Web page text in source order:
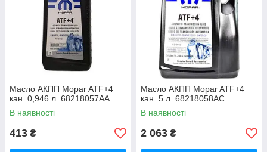
Масло АКПП Mopar ATF+4
кан. 0,946 л. 68218057AA
В наявності
413 ₴
Масло АКПП Mopar ATF+4
кан. 5 л. 68218058AC
В наявності
2 063 ₴